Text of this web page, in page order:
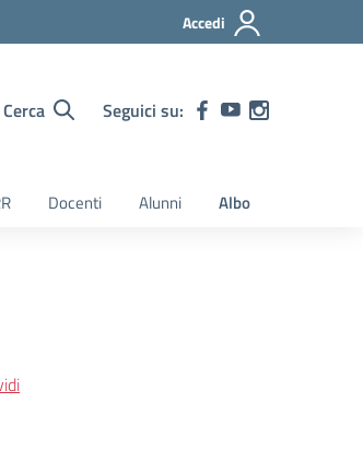
Accedi
Cerca Seguici su:
Docenti Alunni Albo